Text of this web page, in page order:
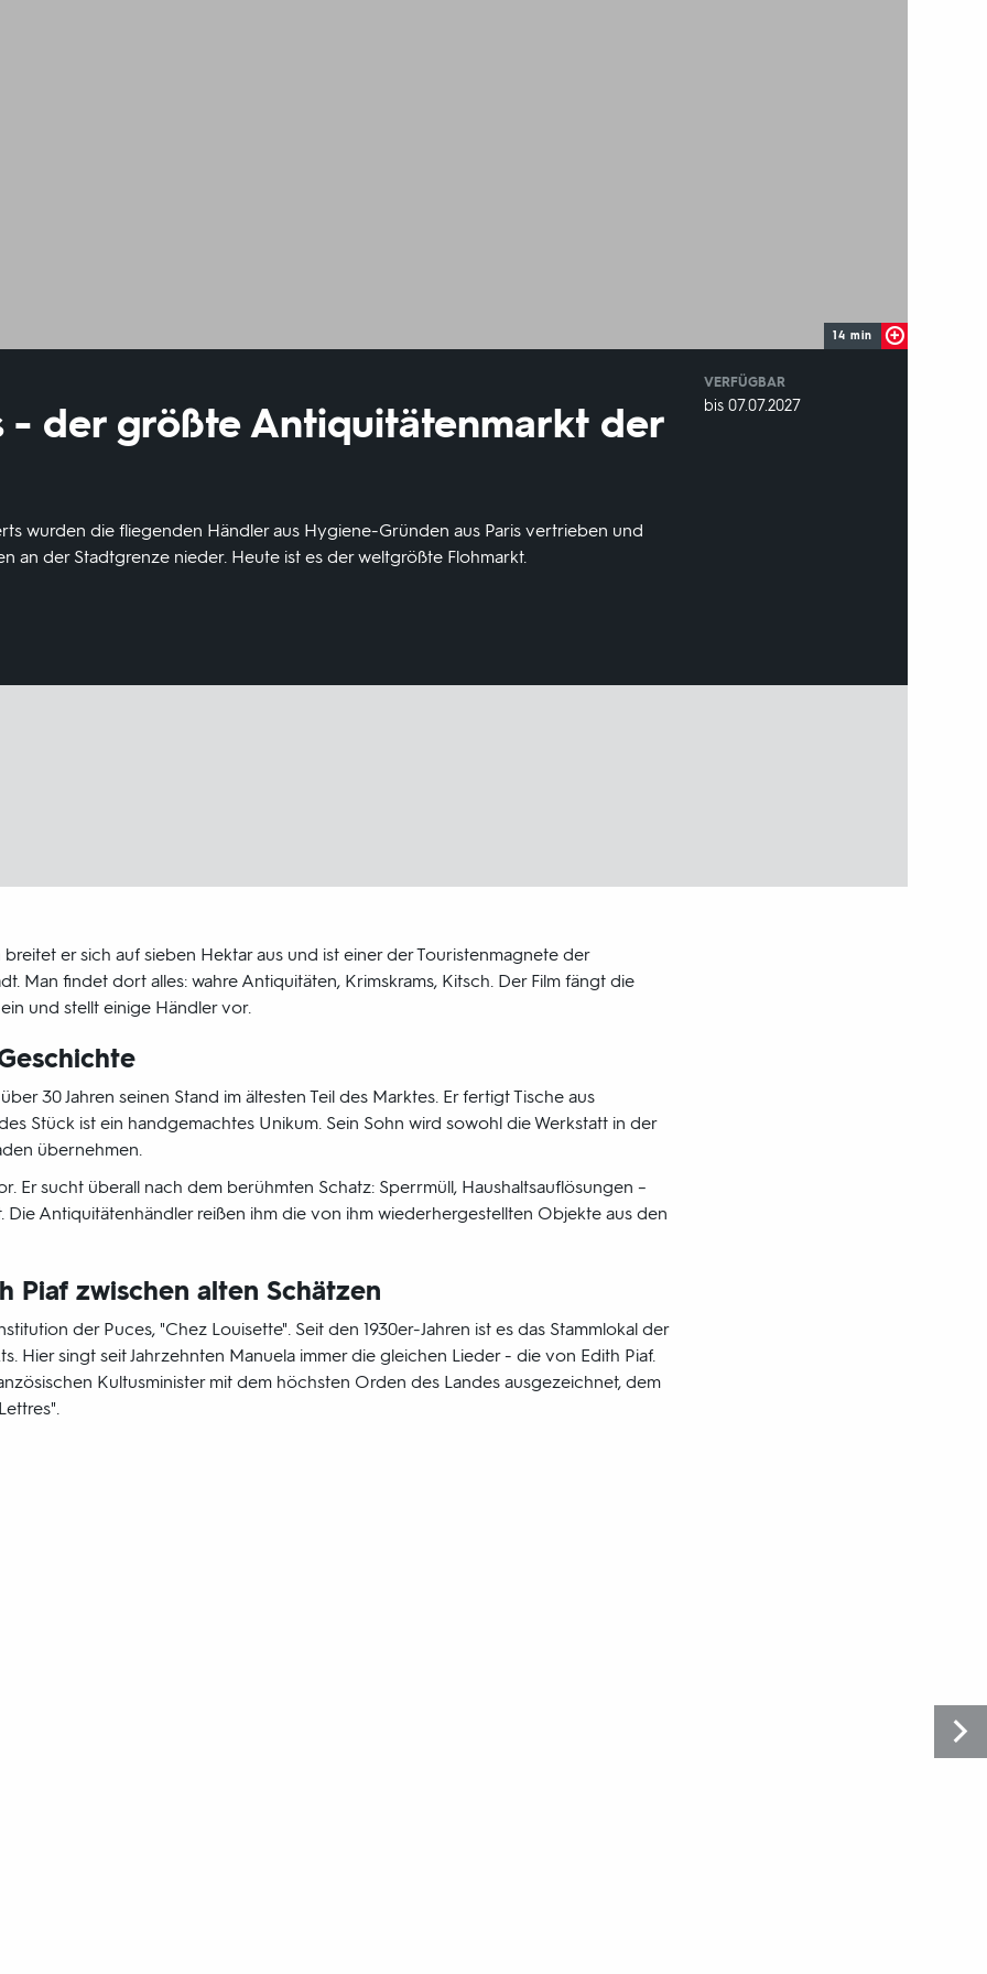
14 min
- der größte Antiquitätenmarkt der
wurden die fliegenden Händler aus Hygiene-Gründen aus Paris vertrieben und
an der Stadtgrenze nieder. Heute ist es der weltgrößte Flohmarkt.
VERFÜGBAR
weltweit
VERFÜGBAR
bis 07.07.2027
er sich auf sieben Hektar aus und ist einer der Touristenmagnete der
Man findet dort alles: wahre Antiquitäten, Krimskrams, Kitsch. Der Film fängt die
und stellt einige Händler vor.
30 Jahren seinen Stand im ältesten Teil des Marktes. Er fertigt Tische aus
Stück ist ein handgemachtes Unikum. Sein Sohn wird sowohl die Werkstatt in der
übernehmen.
Er sucht überall nach dem berühmten Schatz: Sperrmüll, Haushaltsauflösungen –
Die Antiquitätenhändler reißen ihm die von ihm wiederhergestellten Objekte aus den
Piaf zwischen alten Schätzen
der Puces, "Chez Louisette". Seit den 1930er-Jahren ist es das Stammlokal der
Hier singt seit Jahrzehnten Manuela immer die gleichen Lieder - die von Edith Piaf.
Kultusminister mit dem höchsten Orden des Landes ausgezeichnet, dem